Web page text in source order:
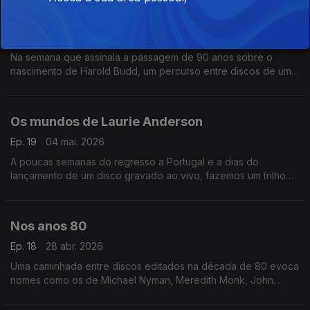
Na semana que assinala a passagem de 90 anos sobre o
nascimento de Harold Budd, um percurso entre discos de um
Os mundos de Laurie Anderson
Ep. 19
04 mai. 2026
A poucas semanas do regresso a Portugal e a dias do
lançamento de um disco gravado ao vivo, fazemos um trilho
Nos anos 80
Ep. 18
28 abr. 2026
Uma caminhada entre discos editados na década de 80 evoca
nomes como os de Michael Nyman, Meredith Monk, John